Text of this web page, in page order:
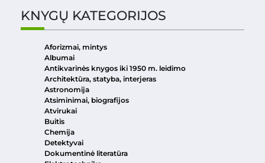
KNYGŲ KATEGORIJOS
Aforizmai, mintys
Albumai
Antikvarinės knygos iki 1950 m. leidimo
Architektūra, statyba, interjeras
Astronomija
Atsiminimai, biografijos
Atvirukai
Buitis
Chemija
Detektyvai
Dokumentinė literatūra